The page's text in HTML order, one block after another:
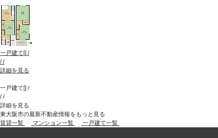
一戸建て [] /
//
詳細を見る
一戸建て [] /
//
詳細を見る
東大阪市の最新不動産情報をもっと見る
賃貸一覧
マンション一覧 一戸建て一覧